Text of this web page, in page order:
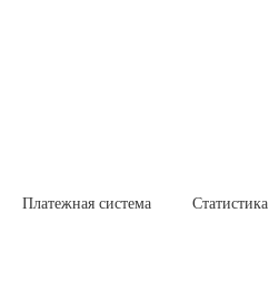
Платежная система Статистика